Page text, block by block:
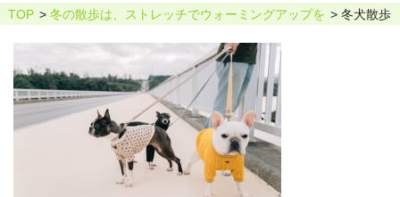
TOP 冬の散歩は、ストレッチでウォーミングアップを 冬犬散歩